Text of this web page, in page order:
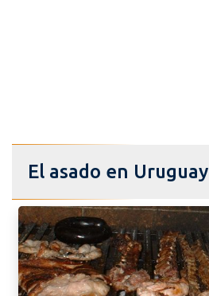
El asado en Uruguay